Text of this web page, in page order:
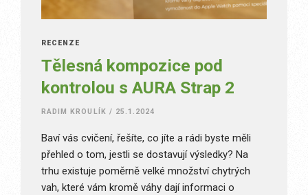
RECENZE
Tělesná kompozice pod
kontrolou s AURA Strap 2
RADIM KROULÍK / 25.1.2024
Baví vás cvičení, řešíte, co jíte a rádi byste měli
přehled o tom, jestli se dostavují výsledky? Na
trhu existuje poměrně velké množství chytrých
vah, které vám kromě váhy dají informaci o